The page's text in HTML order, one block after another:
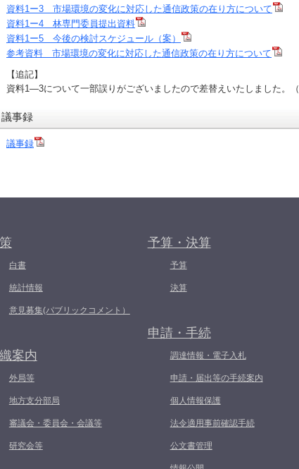
資料1ー3 市場環境の変化に対応した通信政策の在り方について
資料1ー4 林専門委員提出資料
資料1ー5 今後の検討スケジュール（案）
参考資料 市場環境の変化に対応した通信政策の在り方について
【追記】
資料1―3について一部誤りがございましたので差替えいたしました。（
議事録
議事録
白書
統計情報
意見募集(パブリックコメント）
案内
外局等
地方支分部局
審議会・委員会・会議等
研究会等
予算・決算
予算
決算
申請・手続
調達情報・電子入札
申請・届出等の手続案内
個人情報保護
法令適用事前確認手続
公文書管理